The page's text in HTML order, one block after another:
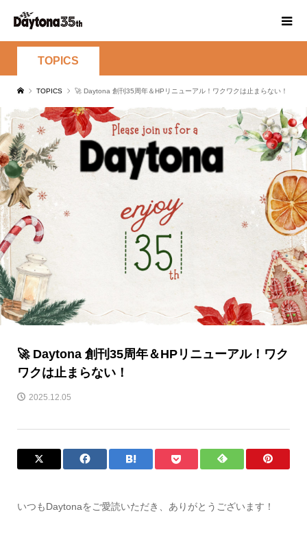
TOPICS
TOPICS 🚀 Daytona 創刊35周年＆HPリニューアル！ワクワクは止まらない！
🚀 Daytona 創刊35周年＆HPリニューアル！ワク
ワクは止まらない！
2025.12.05
いつもDaytonaをご愛読いただき、ありがとうございます！